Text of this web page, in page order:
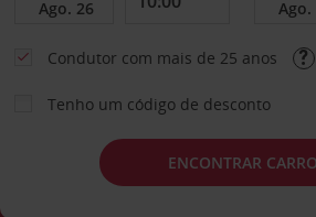
Condutor com mais de 25 anos
Tenho um código de desconto
ENCONTRAR